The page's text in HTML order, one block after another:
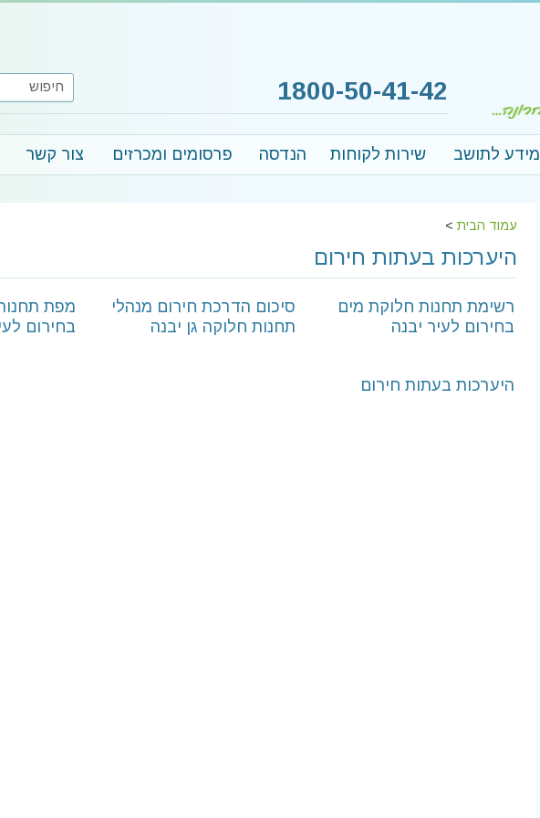
1800-50-41-42
מידע לתושב שירות לקוחות הנדסה פרסומים ומכרזים צור קשר
עמוד הבית >
היערכות בעתות חירום
רשימת תחנות חלוקת מים
בחירום לעיר יבנה
סיכום הדרכת חירום מנהלי
תחנות חלוקה גן יבנה
מפת
בחירום
היערכות בעתות חירום